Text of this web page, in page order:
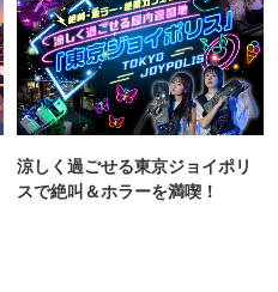
涼しく過ごせる東京ジョイポリ
スで絶叫＆ホラーを満喫！